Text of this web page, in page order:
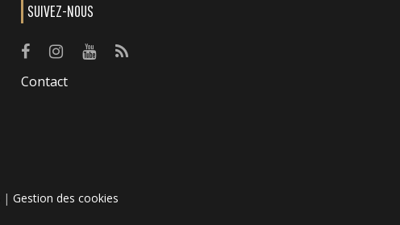
SUIVEZ-NOUS
Contact
| Gestion des cookies